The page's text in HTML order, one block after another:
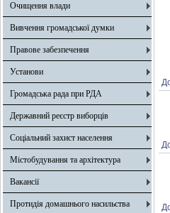
Очищення влади
Вивчення громадської думки
Правове забезпечення
Установи
Громадська рада при РДА
Державний реєстр виборців
Соціальний захист населення
Містобудування та архітектура
Вакансії
Протидія домашнього насильства